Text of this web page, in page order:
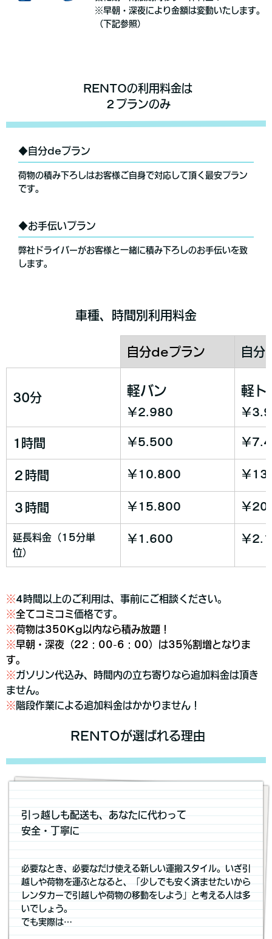
※早朝・深夜により金額は変動いたします。
（下記参照）
RENTOの利用料金は
２プランのみ
◆自分deプラン
荷物の積み下ろしはお客様ご自身で対応して頂く最安プラン
です。
◆お手伝いプラン
弊社ドライバーがお客様と一緒に積み下ろしのお手伝いを致
します。
車種、時間別利用料金
自分deプラン 自分
30分 軽バン
￥2.980
軽ト
￥
1時間 ￥5.500 ￥
２時間 ￥10.800 ￥
３時間 ￥15.800 ￥
延長料金（15分単
位）
￥1.600 ￥
※4時間以上のご利用は、事前にご相談ください。
※全てコミコミ価格です。
※荷物は350Kg以内なら積み放題！
※早朝・深夜（22：00-6：00）は35％割増となりま
す。
※ガソリン代込み、時間内の立ち寄りなら追加料金は頂き
ません。
※ 階段作業による追加料金はかかりません！
RENTOが選ばれる理由
引っ越しも配送も、あなたに代わって
安全・丁寧に
必要なとき、必要なだけ使える新しい運搬スタイル。いざ引
越しや荷物を運ぶとなると、「少しでも安く済ませたいから
レンタカーで引越しや荷物の移動をしよう」と考える人は多
いでしょう。
でも実際は…